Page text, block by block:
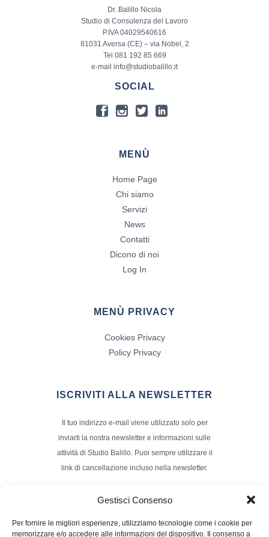
Gestisci Consenso
Per fornire le migliori esperienze, utilizziamo tecnologie come i cookie per
memorizzare e/o accedere alle informazioni del dispositivo. Il consenso a
Dr. Balillo Nicola
Studio di Consulenza del Lavoro
P.IVA 04029540616
81031 Aversa (CE) – via Nobel, 2
Tel 081 192 85 669
e-mail info@studiobalillo.it
SOCIAL
MENÙ
Home Page
Chi siamo
Servizi
News
Contatti
Dicono di noi
Log In
MENÙ PRIVACY
Cookies Privacy
Policy Privacy
ISCRIVITI ALLA NEWSLETTER
Il tuo indirizzo e-mail viene utilizzato solo per
inviarti la nostra newsletter e informazioni sulle
attività di Studio Balillo. Puoi sempre utilizzare il
link di cancellazione incluso nella newsletter.